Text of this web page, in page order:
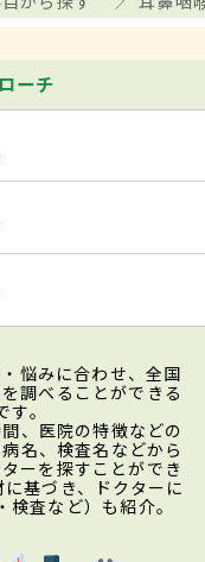
ーチ
悩みに合わせ、全国
調べることができる
。
、医院の特徴などの
名、検査名などから
ーを探すことができ
基づき、ドクターに
査など）も紹介。